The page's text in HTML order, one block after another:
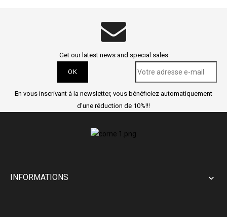
Get our latest news and special sales
En vous inscrivant à la newsletter, vous bénéficiez automatiquement
d'une réduction de 10%!!!
INFORMATIONS 